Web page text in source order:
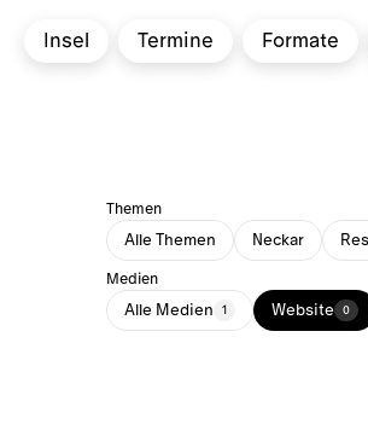
Insel Termine Formate
Themen
Alle Themen Neckar
Medien
Alle Medien 1 Website 0